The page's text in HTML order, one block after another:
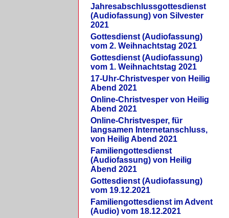
Jahresabschlussgottesdienst
(Audiofassung) von Silvester
2021
Gottesdienst (Audiofassung)
vom 2. Weihnachtstag 2021
Gottesdienst (Audiofassung)
vom 1. Weihnachtstag 2021
17-Uhr-Christvesper von Heilig
Abend 2021
Online-Christvesper von Heilig
Abend 2021
Online-Christvesper, für
langsamen Internetanschluss,
von Heilig Abend 2021
Familiengottesdienst
(Audiofassung) von Heilig
Abend 2021
Gottesdienst (Audiofassung)
vom 19.12.2021
Familiengottesdienst im Advent
(Audio) vom 18.12.2021